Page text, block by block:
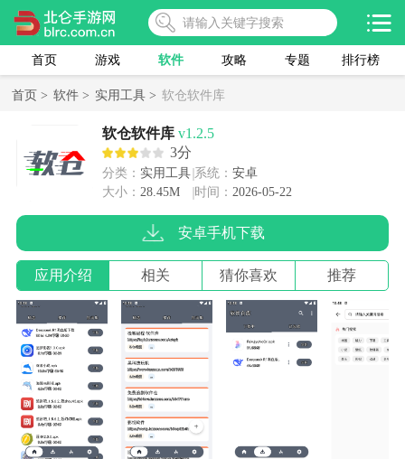
首页 游戏 软件 攻略 专题 排行榜
首页 > 软件 > 实用工具 > 软仓软件库
软仓软件库 v1.2.5
3分
分类： 实用工具 系统： 安卓
大小： 28.45M 时间： 2026-05-22
安卓手机下载
应用介绍 相关 猜你喜欢 推荐